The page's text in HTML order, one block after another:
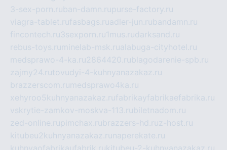
3-sex-porn.ruban-damn.rupurse-factory.ru
viagra-tablet.rufasbags.ruadler-jun.rubandamn.ru
fincontech.ru3sexporn.ru1mus.rudarksand.ru
rebus-toys.ru minelab-msk.rualabuga-cityhotel.ru
medsprawo-4-ka.ru2864420.rublagodarenie-spb.ru
zajmy24.rutovudyi-4-kuhnyanazakaz.ru
brazzerscom.ru medsprawo4ka.ru
xehyroo5kuhnyanazakaz.rufabrikayfabrikaefabrika.ru
vskrytie-zamkov-moskva-113.rubiletnadom.ru
zed-online.rupimchax.rubrazzers-hd.ruz-host.ru
kitubeu2kuhnyanazakaz.ru naperekate.ru